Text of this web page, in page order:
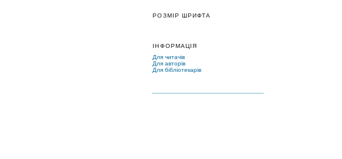
РОЗМІР ШРИФТА
ІНФОРМАЦІЯ
Для читачів
Для авторів
Для бібліотекарів